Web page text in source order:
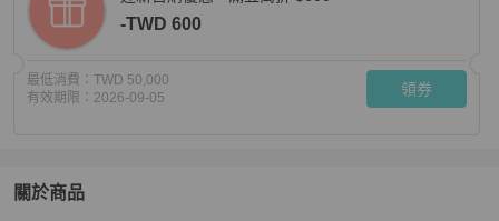
-TWD 600
最低消費： TWD 50,000
有效期限： 2026-09-05 領券
關於商品